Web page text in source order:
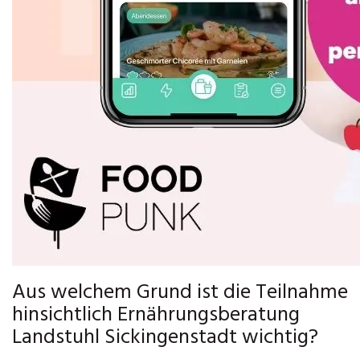
Aus welchem Grund ist die Teilnahme
hinsichtlich Ernährungsberatung
Landstuhl Sickingenstadt wichtig?